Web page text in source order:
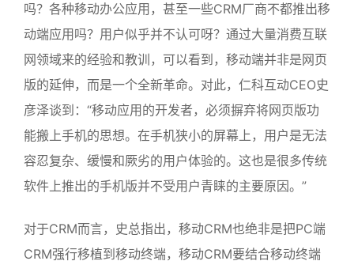
吗？各种移动办公应用，甚至一些CRM厂商不都推出移
动端应用吗？用户似乎并不认可呀？通过大量消费互联
网领域来的经验和教训，可以看到，移动端并非是网页
版的延伸，而是一个全新革命。对此，仁科互动CEO史
彦泽谈到：“移动应用的开发者，必须摒弃将网页版功
能搬上手机的思想。在手机狭小的屏幕上，用户是无法
容忍复杂、缓慢和厥劣的用户体验的。这也是很多传统
软件上推出的手机版并不受用户青睐的主要原因。”
对于CRM而言，史总指出，移动CRM也绝非是把PC端
CRM强行移植到移动终端，移动CRM要结合移动终端